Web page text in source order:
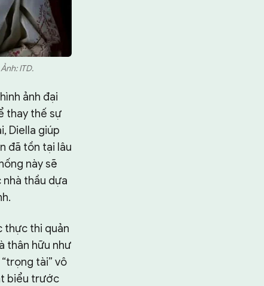
ITD.
ảnh đại
thay thế sự
Diella giúp
đã tồn tại lâu
này sẽ
thầu dựa
thực thi quản
thân hữu như
tài” vô
biểu trước